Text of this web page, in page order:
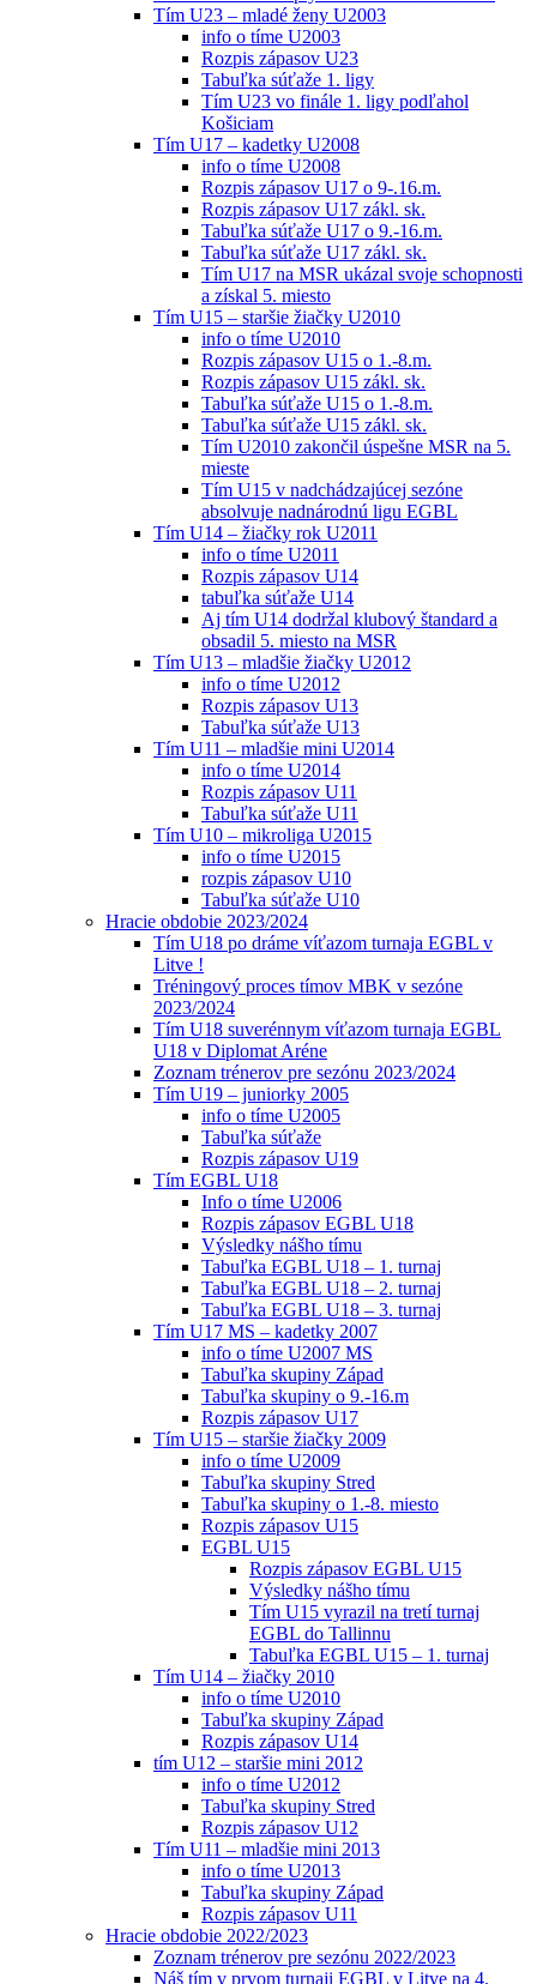
Tím U23 – mladé ženy U2003
info o tíme U2003
Rozpis zápasov U23
Tabuľka súťaže 1. ligy
Tím U23 vo finále 1. ligy podľahol
Košiciam
Tím U17 – kadetky U2008
info o tíme U2008
Rozpis zápasov U17 o 9-.16.m.
Rozpis zápasov U17 zákl. sk.
Tabuľka súťaže U17 o 9.-16.m.
Tabuľka súťaže U17 zákl. sk.
Tím U17 na MSR ukázal svoje schopnosti
a získal 5. miesto
Tím U15 – staršie žiačky U2010
info o tíme U2010
Rozpis zápasov U15 o 1.-8.m.
Rozpis zápasov U15 zákl. sk.
Tabuľka súťaže U15 o 1.-8.m.
Tabuľka súťaže U15 zákl. sk.
Tím U2010 zakončil úspešne MSR na 5.
mieste
Tím U15 v nadchádzajúcej sezóne
absolvuje nadnárodnú ligu EGBL
Tím U14 – žiačky rok U2011
info o tíme U2011
Rozpis zápasov U14
tabuľka súťaže U14
Aj tím U14 dodržal klubový štandard a
obsadil 5. miesto na MSR
Tím U13 – mladšie žiačky U2012
info o tíme U2012
Rozpis zápasov U13
Tabuľka súťaže U13
Tím U11 – mladšie mini U2014
info o tíme U2014
Rozpis zápasov U11
Tabuľka súťaže U11
Tím U10 – mikroliga U2015
info o tíme U2015
rozpis zápasov U10
Tabuľka súťaže U10
Hracie obdobie 2023/2024
Tím U18 po dráme víťazom turnaja EGBL v
Litve !
Tréningový proces tímov MBK v sezóne
2023/2024
Tím U18 suverénnym víťazom turnaja EGBL
U18 v Diplomat Aréne
Zoznam trénerov pre sezónu 2023/2024
Tím U19 – juniorky 2005
info o tíme U2005
Tabuľka súťaže
Rozpis zápasov U19
Tím EGBL U18
Info o tíme U2006
Rozpis zápasov EGBL U18
Výsledky nášho tímu
Tabuľka EGBL U18 – 1. turnaj
Tabuľka EGBL U18 – 2. turnaj
Tabuľka EGBL U18 – 3. turnaj
Tím U17 MS – kadetky 2007
info o tíme U2007 MS
Tabuľka skupiny Západ
Tabuľka skupiny o 9.-16.m
Rozpis zápasov U17
Tím U15 – staršie žiačky 2009
info o tíme U2009
Tabuľka skupiny Stred
Tabuľka skupiny o 1.-8. miesto
Rozpis zápasov U15
EGBL U15
Rozpis zápasov EGBL U15
Výsledky nášho tímu
Tím U15 vyrazil na tretí turnaj
EGBL do Tallinnu
Tabuľka EGBL U15 – 1. turnaj
Tím U14 – žiačky 2010
info o tíme U2010
Tabuľka skupiny Západ
Rozpis zápasov U14
tím U12 – staršie mini 2012
info o tíme U2012
Tabuľka skupiny Stred
Rozpis zápasov U12
Tím U11 – mladšie mini 2013
info o tíme U2013
Tabuľka skupiny Západ
Rozpis zápasov U11
Hracie obdobie 2022/2023
Zoznam trénerov pre sezónu 2022/2023
Náš tím v prvom turnaji EGBL v Litve na 4.